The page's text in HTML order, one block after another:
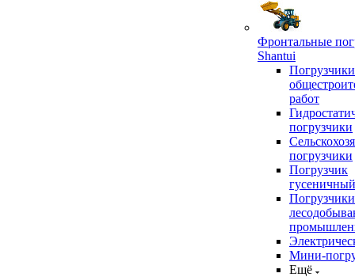
Фронтальные
Shantui
работ
погрузчики
погрузчики
Погрузчик
гусеничный
Мини-
Ещё